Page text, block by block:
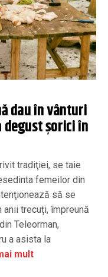
dau în vânturi
degust şorici în
tradiţiei, se taie
femeilor din
să se
trecuți, împreună
Teleorman,
a asista la
mult